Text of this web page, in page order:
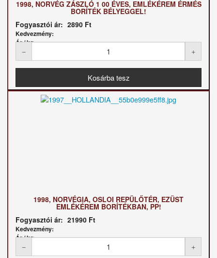
1998, NORVÉG ZÁSZLÓ 1 00 ÉVES, EMLÉKÉREM ÉRMÉS
BORÍTÉK BÉLYEGGEL!
Fogyasztói ár: 2890 Ft
Kedvezmény:
Ár / kg:
1998, NORVÉGIA, OSLOI REPÜLŐTÉR, EZÜST
EMLÉKÉREM BORÍTÉKBAN, PP!
Fogyasztói ár: 21990 Ft
Kedvezmény:
Ár / kg: